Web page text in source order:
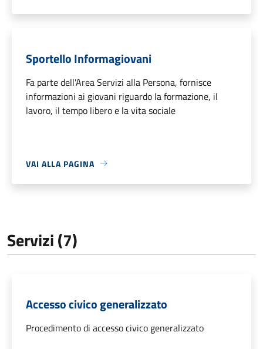
Sportello Informagiovani
Fa parte dell'Area Servizi alla Persona, fornisce
informazioni ai giovani riguardo la formazione, il
lavoro, il tempo libero e la vita sociale
VAI ALLA PAGINA
Servizi (7)
Accesso civico generalizzato
Procedimento di accesso civico generalizzato